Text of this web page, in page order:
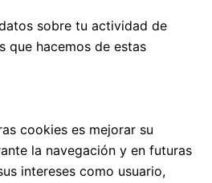
sobre tu actividad de
que hacemos de estas
cookies es mejorar su
la navegación y en futuras
intereses como usuario,